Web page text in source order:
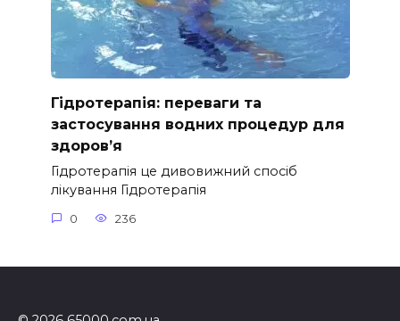
Гідротерапія: переваги та
застосування водних процедур для
здоров’я
Гідротерапія це дивовижний спосіб
лікування Гідротерапія
0 236